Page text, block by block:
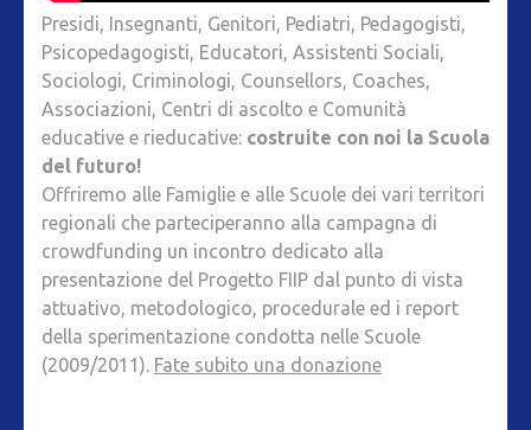
Presidi, Insegnanti, Genitori, Pediatri, Pedagogisti,
Psicopedagogisti, Educatori, Assistenti Sociali,
Sociologi, Criminologi, Counsellors, Coaches,
Associazioni, Centri di ascolto e Comunità
educative e rieducative: costruite con noi la Scuola
del futuro!
Offriremo alle Famiglie e alle Scuole dei vari territori
regionali che parteciperanno alla campagna di
crowdfunding un incontro dedicato alla
presentazione del Progetto FIIP dal punto di vista
attuativo, metodologico, procedurale ed i report
della sperimentazione condotta nelle Scuole
(2009/2011). Fate subito una donazione